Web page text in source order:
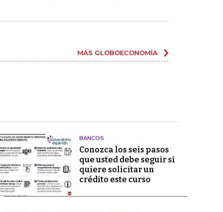
MÁS GLOBOECONOMÍA
BANCOS
Conozca los seis pasos
que usted debe seguir si
quiere solicitar un
crédito este curso